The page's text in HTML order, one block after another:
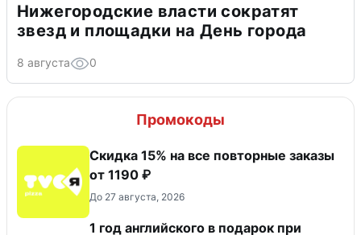
Нижегородские власти сократят
звезд и площадки на День города
8 августа 0
Промокоды
Скидка 15% на все повторные заказы
от 1190 ₽
До 27 августа, 2026
1 год английского в подарок при